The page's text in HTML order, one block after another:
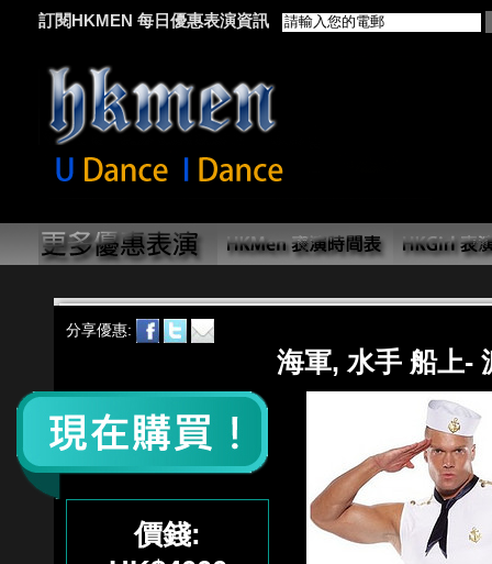
訂閱HKMEN 每日優惠表演資訊
分享優惠:
海軍, 水手 船上-
價錢: